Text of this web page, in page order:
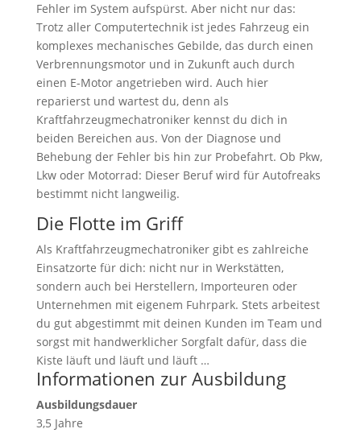
Fehler im System aufspürst. Aber nicht nur das:
Trotz aller Computertechnik ist jedes Fahrzeug ein
komplexes mechanisches Gebilde, das durch einen
Verbrennungsmotor und in Zukunft auch durch
einen E-Motor angetrieben wird. Auch hier
reparierst und wartest du, denn als
Kraftfahrzeugmechatroniker kennst du dich in
beiden Bereichen aus. Von der Diagnose und
Behebung der Fehler bis hin zur Probefahrt. Ob Pkw,
Lkw oder Motorrad: Dieser Beruf wird für Autofreaks
bestimmt nicht langweilig.
Die Flotte im Griff
Als Kraftfahrzeugmechatroniker gibt es zahlreiche
Einsatzorte für dich: nicht nur in Werkstätten,
sondern auch bei Herstellern, Importeuren oder
Unternehmen mit eigenem Fuhrpark. Stets arbeitest
du gut abgestimmt mit deinen Kunden im Team und
sorgst mit handwerklicher Sorgfalt dafür, dass die
Kiste läuft und läuft und läuft …
Informationen zur Ausbildung
Ausbildungsdauer
3,5 Jahre